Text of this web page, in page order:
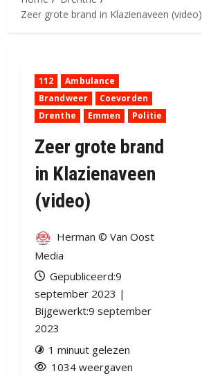
Zeer grote brand in Klazienaveen (video)
112
Ambulance
Brandweer
Coevorden
Drenthe
Emmen Politie
Zeer grote brand
in Klazienaveen
(video)
Herman © Van Oost
Media
Gepubliceerd:9
september 2023 |
Bijgewerkt:9 september
2023
1 minuut gelezen
1034 weergaven